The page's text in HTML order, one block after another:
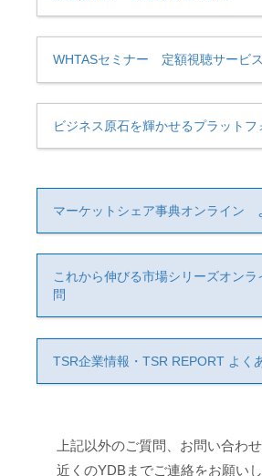
WHTASセミナー 定額視聴サービス
ビジネス原石を輝かせるプラットフ
マーケットシェア事典オンライン
これから伸びる市場シリーズオン
問
TSR企業情報・
上記以外のご質問、お問い合わ
近くのYDBまでご連絡をお願いし